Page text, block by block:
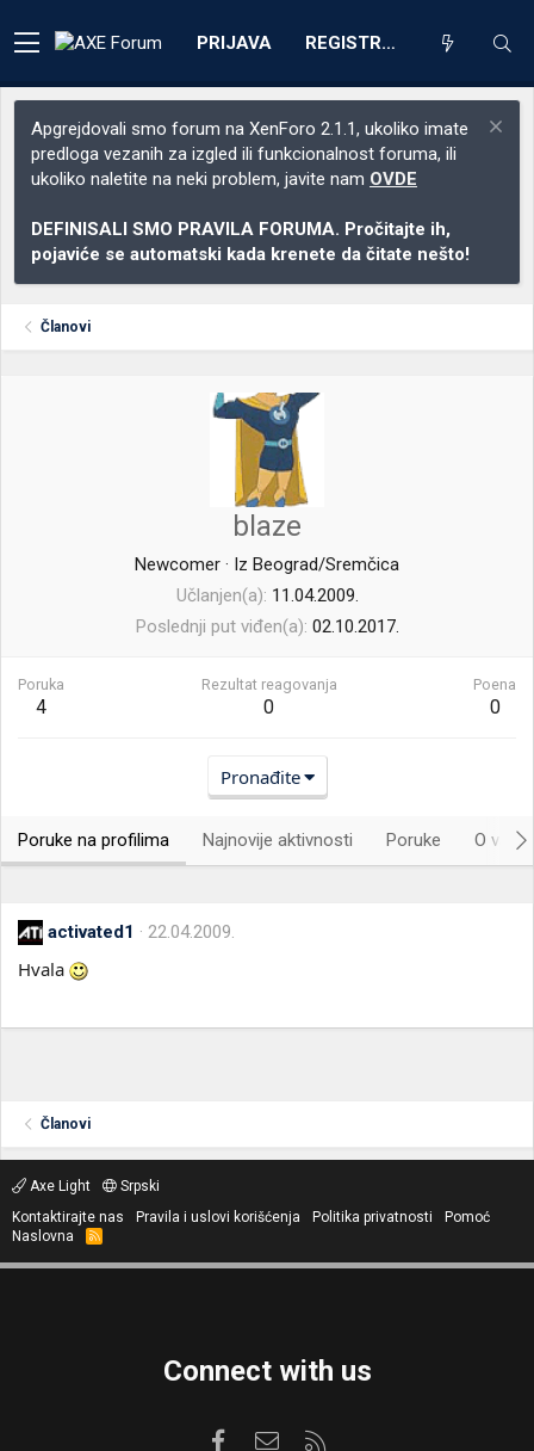
PRIJAVA REGISTRACIJA
Apgrejdovali smo forum na XenForo 2.1.1, ukoliko imate
predloga vezanih za izgled ili funkcionalnost foruma, ili
ukoliko naletite na neki problem, javite nam OVDE
DEFINISALI SMO PRAVILA FORUMA. Pročitajte ih,
pojaviće se automatski kada krenete da čitate nešto!
Članovi
blaze
Newcomer · Iz Beograd/Sremčica
Učlanjen(a) 11.04.2009.
Poslednji put viđen(a) 02.10.2017.
Poruka
4
Rezultat reagovanja
0
Poena
0
Pronađite
Poruke na profilima Najnovije aktivnosti Poruke O
activated1 22.04.2009.
Hvala
Članovi
Axe Light
Srpski
Kontaktirajte nas
Pravila i uslovi korišćenja Politika privatnosti
Pomoć
Naslovna
R
S
Connect with us
FacebookKontaktirajte nas